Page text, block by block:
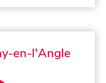
en-l'Angle